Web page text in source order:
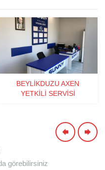
BEYLIKDUZU AXEN
YETKILI SERVISI
görebilirsiniz